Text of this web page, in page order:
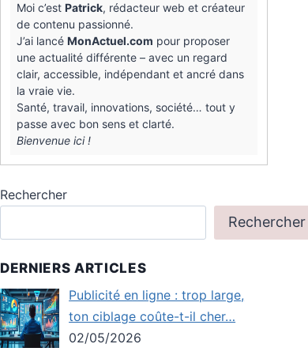
Moi c’estPatrick, rédacteur web et créateur
de contenu passionné.
J’ai lancéMonActuel.com pour proposer
une actualité différente – avec un regard
clair, accessible, indépendant et ancré dans
la vraie vie.
Santé, travail, innovations, société… tout y
passe avec bon sens et clarté.
Bienvenue ici !
Rechercher
Rechercher
DERNIERS ARTICLES
Publicité en ligne : trop large,
ton ciblage coûte-t-il cher…
02/05/2026